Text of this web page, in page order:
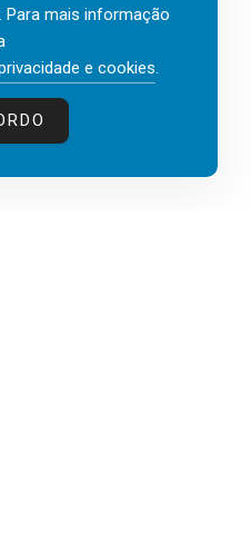
nas áreas de
e Liderança, Manuel
Para mais informação
e cookies.